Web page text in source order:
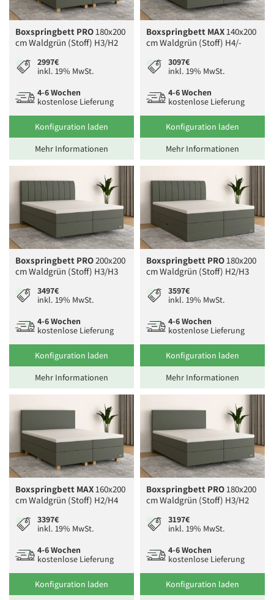
Boxspringbett PRO180x200
cm Waldgrün (Stoff) H3/H2
2997€
inkl. 19% MwSt.
4-6 Wochen
kostenlose Lieferung
Konfiguration laden
Mehr Informationen
Boxspringbett MAX140x200
cm Waldgrün (Stoff) H4/-
3097€
inkl. 19% MwSt.
4-6 Wochen
kostenlose Lieferung
Konfiguration laden
Mehr Informationen
Boxspringbett PRO200x200
cm Waldgrün (Stoff) H3/H3
3497€
inkl. 19% MwSt.
4-6 Wochen
kostenlose Lieferung
Konfiguration laden
Mehr Informationen
Boxspringbett PRO180x200
cm Waldgrün (Stoff) H2/H3
3597€
inkl. 19% MwSt.
4-6 Wochen
kostenlose Lieferung
Konfiguration laden
Mehr Informationen
Boxspringbett MAX160x200
cm Waldgrün (Stoff) H2/H4
3397€
inkl. 19% MwSt.
4-6 Wochen
kostenlose Lieferung
Konfiguration laden
Boxspringbett PRO180x200
cm Waldgrün (Stoff) H3/H2
3197€
inkl. 19% MwSt.
4-6 Wochen
kostenlose Lieferung
Konfiguration laden